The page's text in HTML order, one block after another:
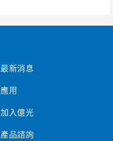
最新消息
應用
加入億光
產品諮詢